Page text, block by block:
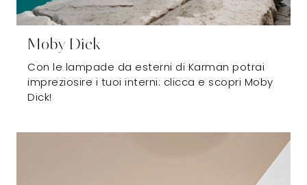
Moby Dick
Con le lampade da esterni di Karman potrai
impreziosire i tuoi interni: clicca e scopri Moby
Dick!